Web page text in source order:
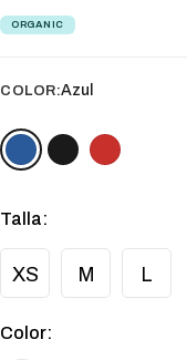
ORGANIC
COLOR:Azul
Talla:
XS M L
Color: